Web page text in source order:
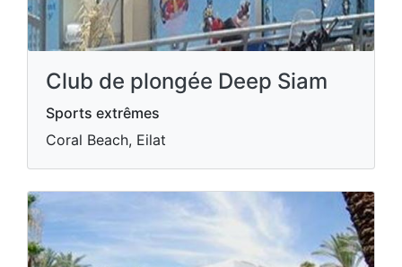
Club de plongée Deep Siam
Sports extrêmes
Coral Beach, Eilat